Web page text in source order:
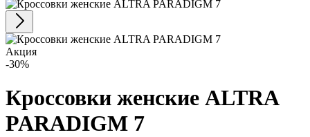
Акция
-30%
Кроссовки женские ALTRA
PARADIGM 7